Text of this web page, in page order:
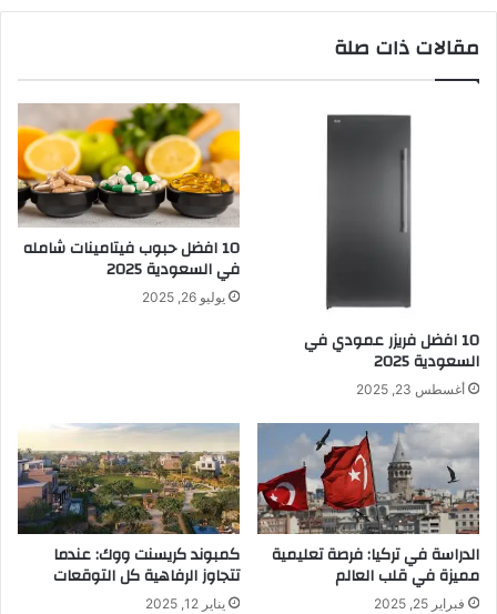
مقالات ذات صلة
10 افضل فريزر عمودي​ في
السعودية​ 2025
أغسطس 23, 2025
10 افضل حبوب فيتامينات شامله​
في السعودية 2025
يوليو 26, 2025
الدراسة في تركيا: فرصة تعليمية
مميزة في قلب العالم
فبراير 25, 2025
كمبوند كريسنت ووك: عندما
تتجاوز الرفاهية كل التوقعات
يناير 12, 2025